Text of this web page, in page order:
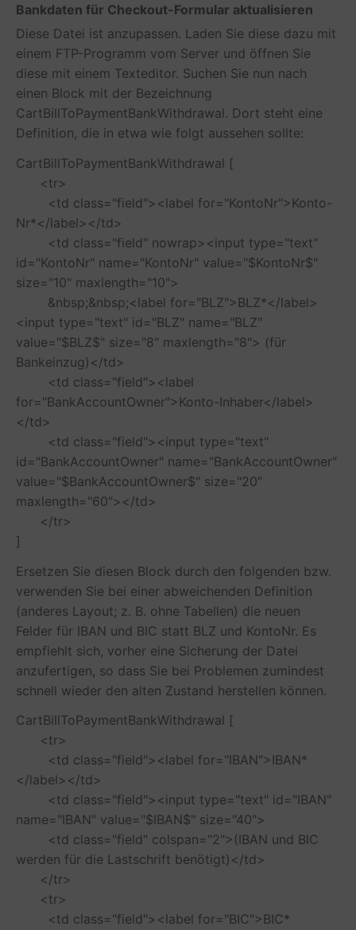
Bankdaten für Checkout-Formular aktualisieren
Diese Datei ist anzupassen. Laden Sie diese dazu mit
einem FTP-Programm vom Server und öffnen Sie
diese mit einem Texteditor. Suchen Sie nun nach
einen Block mit der Bezeichnung
CartBillToPaymentBankWithdrawal. Dort steht eine
Definition, die in etwa wie folgt aussehen sollte:
CartBillToPaymentBankWithdrawal [
<tr>
<td class="field"><label for="KontoNr">Konto-
Nr*</label></td>
<td class="field" nowrap><input type="text"
id="KontoNr" name="KontoNr" value="$KontoNr$"
size="10" maxlength="10">
&nbsp;&nbsp;<label for="BLZ">BLZ*</label>
<input type="text" id="BLZ" name="BLZ"
value="$BLZ$" size="8" maxlength="8"> (für
Bankeinzug)</td>
<td class="field"><label
for="BankAccountOwner">Konto-Inhaber</label>
</td>
<td class="field"><input type="text"
id="BankAccountOwner" name="BankAccountOwner"
value="$BankAccountOwner$" size="20"
maxlength="60"></td>
</tr>
]
Ersetzen Sie diesen Block durch den folgenden bzw.
verwenden Sie bei einer abweichenden Definition
(anderes Layout; z. B. ohne Tabellen) die neuen
Felder für IBAN und BIC statt BLZ und KontoNr. Es
empfiehlt sich, vorher eine Sicherung der Datei
anzufertigen, so dass Sie bei Problemen zumindest
schnell wieder den alten Zustand herstellen können.
CartBillToPaymentBankWithdrawal [
<tr>
<td class="field"><label for="IBAN">IBAN*
</label></td>
<td class="field"><input type="text" id="IBAN"
name="IBAN" value="$IBAN$" size="40">
<td class="field" colspan="2">(IBAN und BIC
werden für die Lastschrift benötigt)</td>
</tr>
<tr>
<td class="field"><label for="BIC">BIC*